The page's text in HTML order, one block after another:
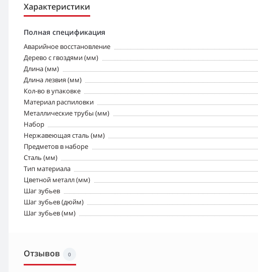
Характеристики
Полная спецификация
Аварийное восстановление
Дерево с гвоздями (мм)
Длина (мм)
Длина лезвия (мм)
Кол-во в упаковке
Материал распиловки
Металлические трубы (мм)
Набор
Нержавеющая сталь (мм)
Предметов в наборе
Сталь (мм)
Тип материала
Цветной металл (мм)
Шаг зубьев
Шаг зубьев (дюйм)
Шаг зубьев (мм)
Отзывов 0